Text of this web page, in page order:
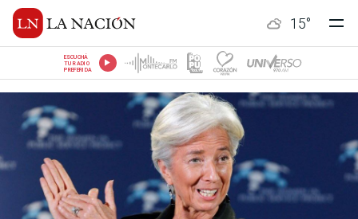
15°
ESCUCHÁ
TU RADIO
PREFERIDA